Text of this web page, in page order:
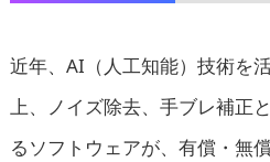
近年、AI（人工知能）技術を
上、ノイズ除去、手ブレ補正
るソフトウェアが、有償・無